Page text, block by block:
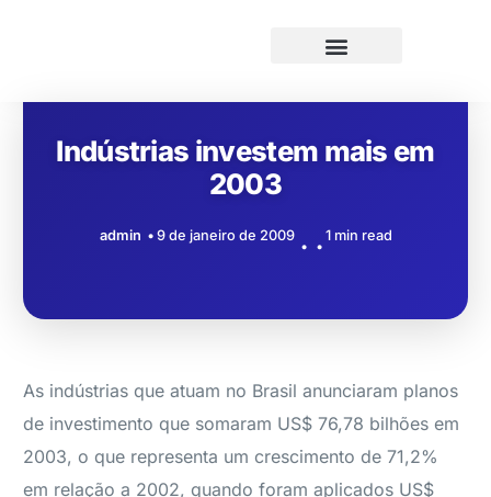
Indústrias investem mais em
2003
admin 9 de janeiro de 2009 1 min read
As indústrias que atuam no Brasil anunciaram planos
de investimento que somaram US$ 76,78 bilhões em
2003, o que representa um crescimento de 71,2%
em relação a 2002, quando foram aplicados US$